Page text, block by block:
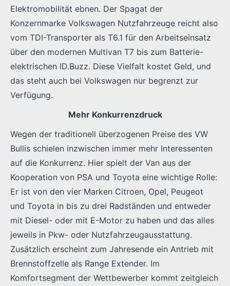
Elektromobilität ebnen. Der Spagat der
Konzernmarke Volkswagen Nutzfahrzeuge reicht also
vom TDI-Transporter als T6.1 für den Arbeitseinsatz
über den modernen Multivan T7 bis zum Batterie-
elektrischen ID.Buzz. Diese Vielfalt kostet Geld, und
das steht auch bei Volkswagen nur begrenzt zur
Verfügung.
Mehr Konkurrenzdruck
Wegen der traditionell überzogenen Preise des VW
Bullis schielen inzwischen immer mehr Interessenten
auf die Konkurrenz. Hier spielt der Van aus der
Kooperation von PSA und Toyota eine wichtige Rolle:
Er ist von den vier Marken Citroen, Opel, Peugeot
und Toyota in bis zu drei Radständen und entweder
mit Diesel- oder mit E-Motor zu haben und das alles
jeweils in Pkw- oder Nutzfahrzeugausstattung.
Zusätzlich erscheint zum Jahresende ein Antrieb mit
Brennstoffzelle als Range Extender. Im
Komfortsegment der Wettbewerber kommt zeitgleich